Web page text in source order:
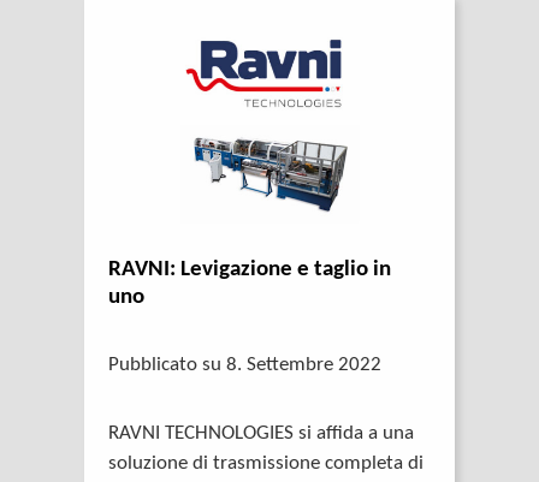
RAVNI: Levigazione e taglio in
uno
Pubblicato su 8. Settembre 2022
RAVNI TECHNOLOGIES si affida a una
soluzione di trasmissione completa di